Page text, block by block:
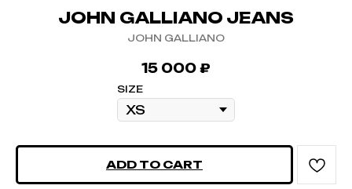
JOHN GALLIANO JEANS
JOHN GALLIANO
15 000 ₽
SIZE
ADD TO CART